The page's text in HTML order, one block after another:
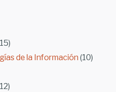
de la Información (10)